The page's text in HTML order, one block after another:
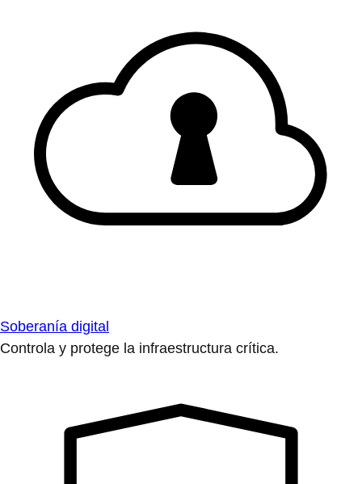
Soberanía digital
Controla y protege la infraestructura crítica.